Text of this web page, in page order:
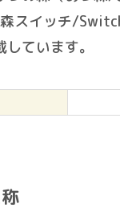
スイッチ/
ています。